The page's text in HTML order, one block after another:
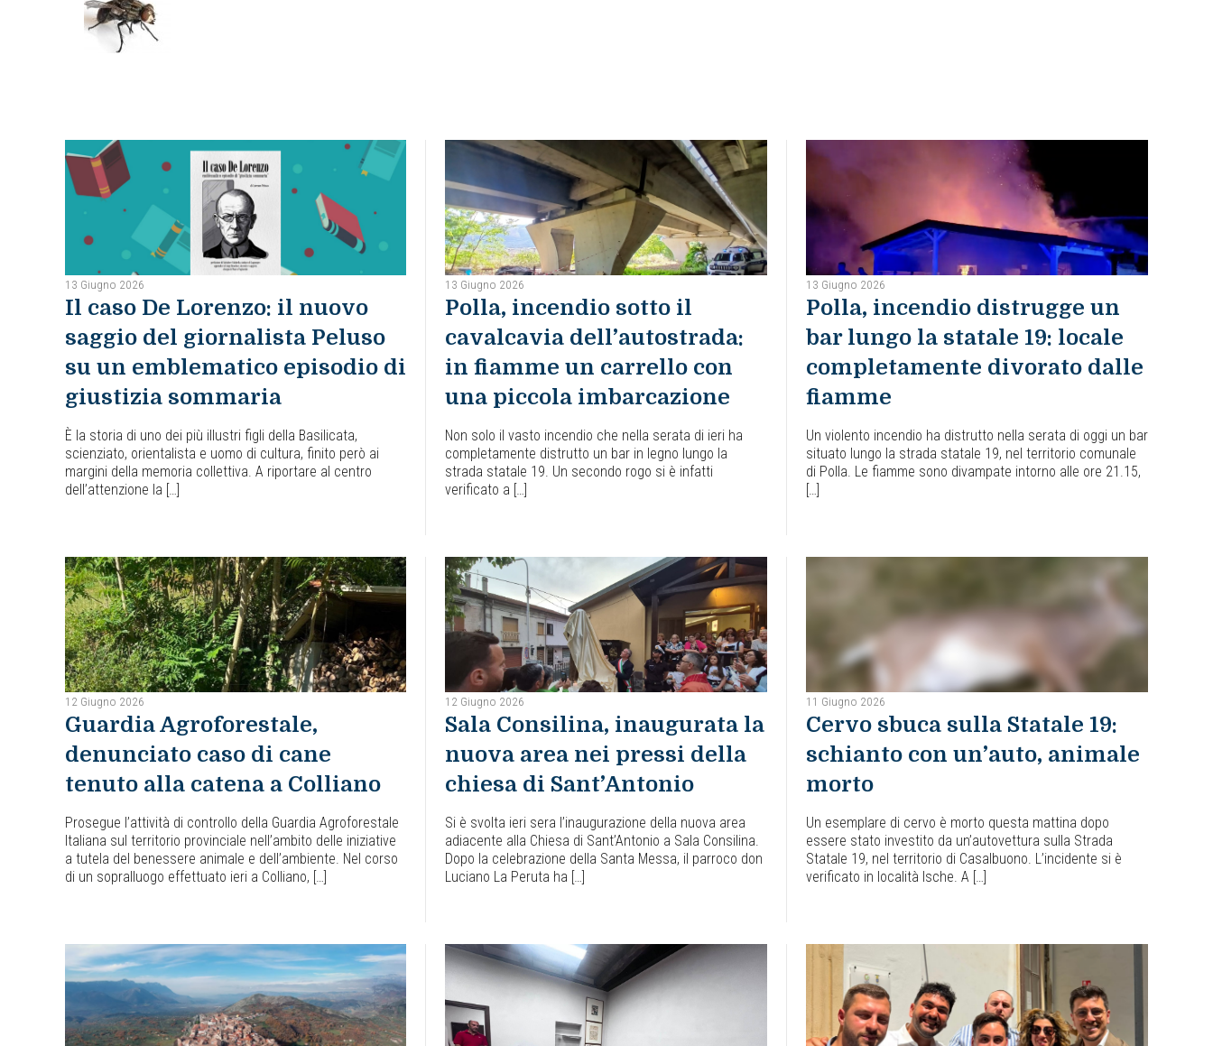
13 Giugno 2026
Il caso De Lorenzo: il nuovo
saggio del giornalista Peluso
su un emblematico episodio di
giustizia sommaria
È la storia di uno dei più illustri figli della Basilicata,
scienziato, orientalista e uomo di cultura, finito però ai
margini della memoria collettiva. A riportare al centro
dell’attenzione la […]
13 Giugno 2026
Polla, incendio sotto il
cavalcavia dell’autostrada:
in fiamme un carrello con
una piccola imbarcazione
Non solo il vasto incendio che nella serata di ieri ha
completamente distrutto un bar in legno lungo la
strada statale 19. Un secondo rogo si è infatti
verificato a […]
13 Giugno 2026
Polla, incendio distrugge un
bar lungo la statale 19: locale
completamente divorato dalle
fiamme
Un violento incendio ha distrutto nella serata di oggi un bar
situato lungo la strada statale 19, nel territorio comunale
di Polla. Le fiamme sono divampate intorno alle ore 21.15,
[…]
12 Giugno 2026
Guardia Agroforestale,
denunciato caso di cane
tenuto alla catena a Colliano
Prosegue l’attività di controllo della Guardia Agroforestale
Italiana sul territorio provinciale nell’ambito delle iniziative
a tutela del benessere animale e dell’ambiente. Nel corso
di un sopralluogo effettuato ieri a Colliano, […]
12 Giugno 2026
Sala Consilina, inaugurata la
nuova area nei pressi della
chiesa di Sant’Antonio
Si è svolta ieri sera l’inaugurazione della nuova area
adiacente alla Chiesa di Sant’Antonio a Sala Consilina.
Dopo la celebrazione della Santa Messa, il parroco don
Luciano La Peruta ha […]
11 Giugno 2026
Cervo sbuca sulla Statale 19:
schianto con un’auto, animale
morto
Un esemplare di cervo è morto questa mattina dopo
essere stato investito da un’autovettura sulla Strada
Statale 19, nel territorio di Casalbuono. L’incidente si è
verificato in località Ische. A […]